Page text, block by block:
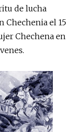
de lucha
Chechenia el 15
Chechena en